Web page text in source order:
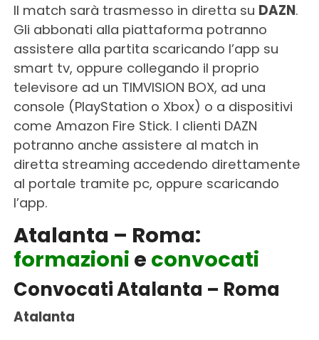
Il match sarà trasmesso in diretta su DAZN.
Gli abbonati alla piattaforma potranno
assistere alla partita scaricando l’app su
smart tv, oppure collegando il proprio
televisore ad un TIMVISION BOX, ad una
console (PlayStation o Xbox) o a dispositivi
come Amazon Fire Stick. I clienti DAZN
potranno anche assistere al match in
diretta streaming accedendo direttamente
al portale tramite pc, oppure scaricando
l’app.
Atalanta – Roma:
formazioni e convocati
Convocati Atalanta – Roma
Atalanta